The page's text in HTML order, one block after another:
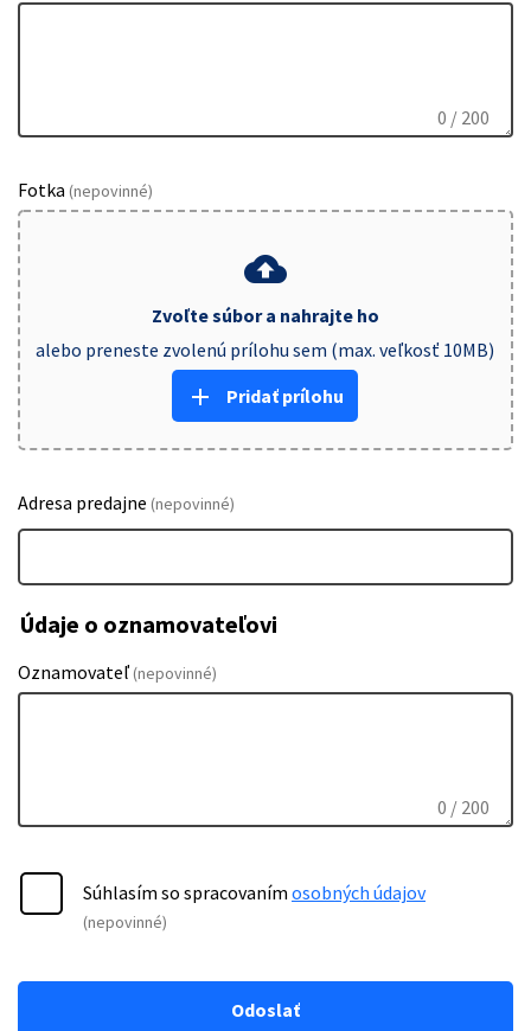
0 / 200
Fotka (nepovinné)
cloud_upload
Zvoľte súbor a nahrajte ho
alebo preneste zvolenú prílohu sem (max. veľkosť 10MB)
add Pridať prílohu
Adresa predajne (nepovinné)
Údaje o oznamovateľovi
Oznamovateľ (nepovinné)
0 / 200
Súhlasím so spracovaním osobných údajov
(nepovinné)
Odoslať